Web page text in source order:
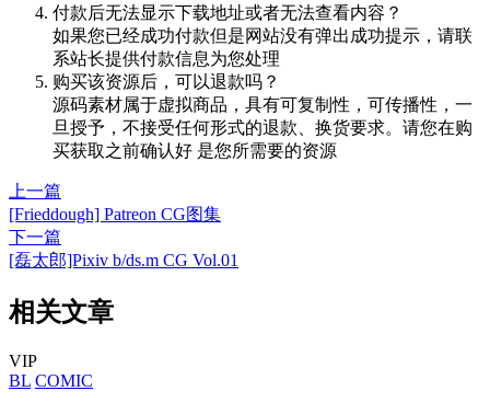
付款后无法显示下载地址或者无法查看内容？
如果您已经成功付款但是网站没有弹出成功提示，请联
系站长提供付款信息为您处理
购买该资源后，可以退款吗？
源码素材属于虚拟商品，具有可复制性，可传播性，一
旦授予，不接受任何形式的退款、换货要求。请您在购
买获取之前确认好 是您所需要的资源
上一篇
[Frieddough] Patreon CG图集
下一篇
[磊太郎]Pixiv b/ds.m CG Vol.01
相关文章
VIP
BL COMIC